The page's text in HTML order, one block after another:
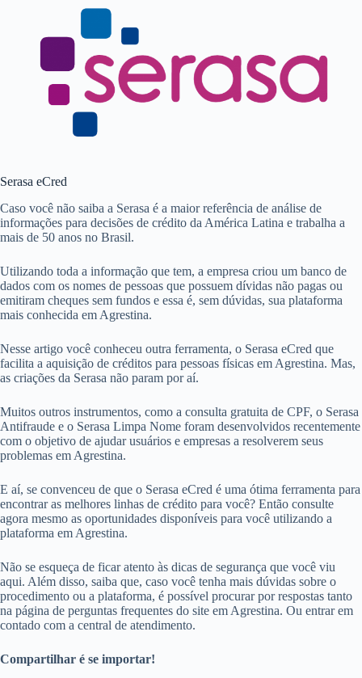
Serasa eCred
Caso você não saiba a Serasa é a maior referência de análise de
informações para decisões de crédito da América Latina e trabalha a
mais de 50 anos no Brasil.
Utilizando toda a informação que tem, a empresa criou um banco de
dados com os nomes de pessoas que possuem dívidas não pagas ou
emitiram cheques sem fundos e essa é, sem dúvidas, sua plataforma
mais conhecida em Agrestina.
Nesse artigo você conheceu outra ferramenta, o Serasa eCred que
facilita a aquisição de créditos para pessoas físicas em Agrestina. Mas,
as criações da Serasa não param por aí.
Muitos outros instrumentos, como a consulta gratuita de CPF, o Serasa
Antifraude e o Serasa Limpa Nome foram desenvolvidos recentemente
com o objetivo de ajudar usuários e empresas a resolverem seus
problemas em Agrestina.
E aí, se convenceu de que o Serasa eCred é uma ótima ferramenta para
encontrar as melhores linhas de crédito para você? Então consulte
agora mesmo as oportunidades disponíveis para você utilizando a
plataforma em Agrestina.
Não se esqueça de ficar atento às dicas de segurança que você viu
aqui. Além disso, saiba que, caso você tenha mais dúvidas sobre o
procedimento ou a plataforma, é possível procurar por respostas tanto
na página de perguntas frequentes do site em Agrestina. Ou entrar em
contado com a central de atendimento.
Compartilhar é se importar!